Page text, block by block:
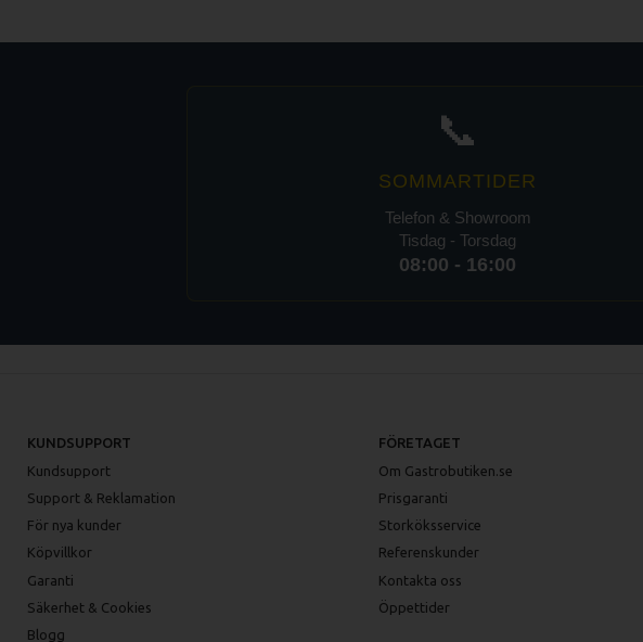
📞
SOMMARTIDER
Telefon & Showroom
Tisdag - Torsdag
08:00 - 16:00
KUNDSUPPORT
Kundsupport
Support & Reklamation
För nya kunder
Köpvillkor
Garanti
Säkerhet & Cookies
Blogg
FÖRETAGET
Om Gastrobutiken.se
Prisgaranti
Storköksservice
Referenskunder
Kontakta oss
Öppettider